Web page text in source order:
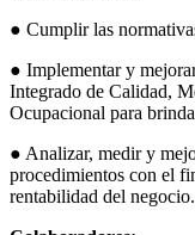
● Cumplir las
● Implementar y
Integrado de Calidad,
Ocupacional para
● Analizar, medir y
procedimientos con el
rentabilidad del negocio.